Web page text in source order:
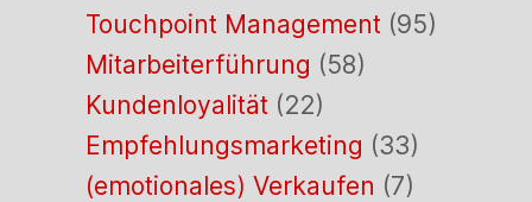
Touchpoint Management (95)
Mitarbeiterführung (58)
Kundenloyalität (22)
Empfehlungsmarketing (33)
(emotionales) Verkaufen (7)